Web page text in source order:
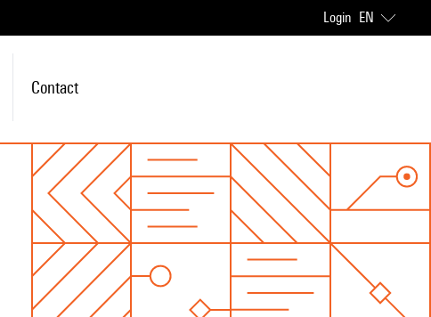
Login EN
Contact